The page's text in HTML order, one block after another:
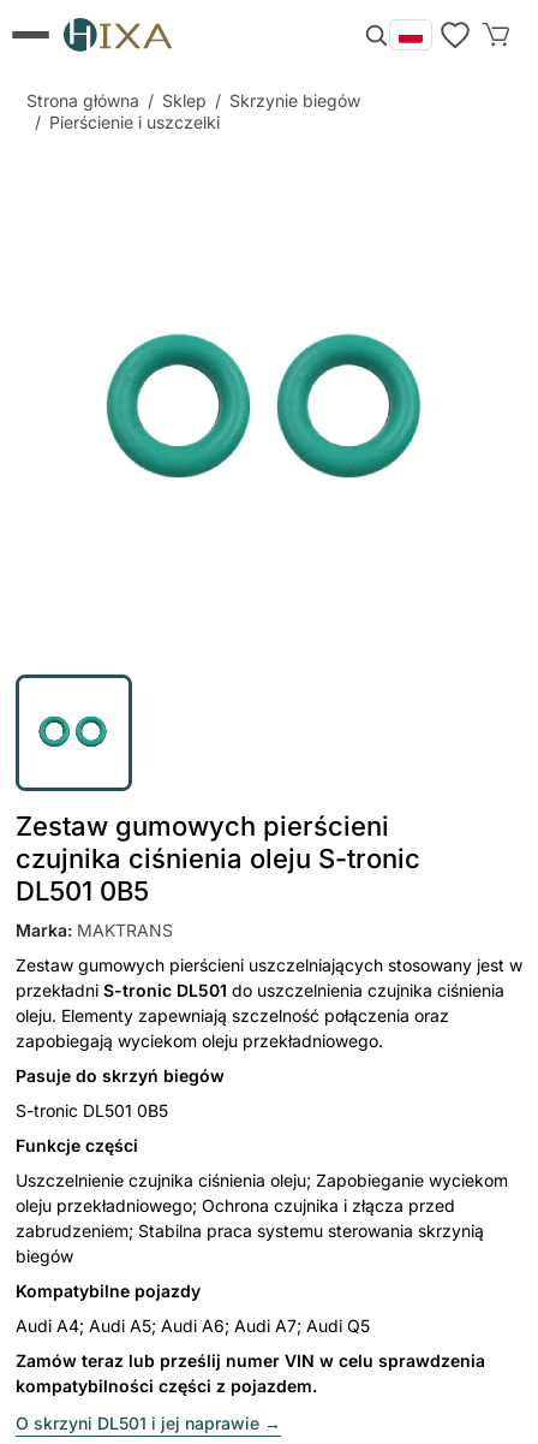
Strona główna / Sklep / Skrzynie biegów
/ Pierścienie i uszczelki
Zestaw gumowych pierścieni
czujnika ciśnienia oleju S-tronic
DL501 0B5
Marka: MAKTRANS
Zestaw gumowych pierścieni uszczelniających stosowany jest w
przekładni S-tronic DL501 do uszczelnienia czujnika ciśnienia
oleju. Elementy zapewniają szczelność połączenia oraz
zapobiegają wyciekom oleju przekładniowego.
Pasuje do skrzyń biegów
S-tronic DL501 0B5
Funkcje części
Uszczelnienie czujnika ciśnienia oleju; Zapobieganie wyciekom
oleju przekładniowego; Ochrona czujnika i złącza przed
zabrudzeniem; Stabilna praca systemu sterowania skrzynią
biegów
Kompatybilne pojazdy
Audi A4; Audi A5; Audi A6; Audi A7; Audi Q5
Zamów teraz lub prześlij numer VIN w celu sprawdzenia
kompatybilności części z pojazdem.
O skrzyni DL501 i jej naprawie →